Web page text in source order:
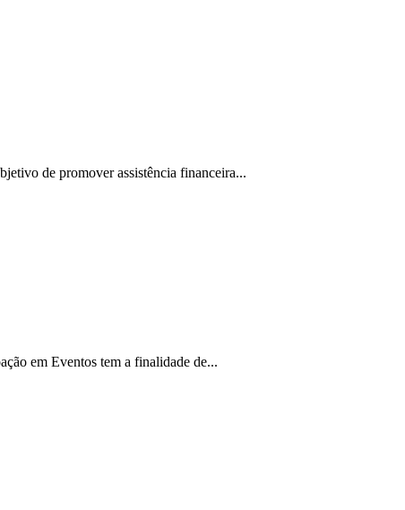
de promover assistência financeira...
em Eventos tem a finalidade de...